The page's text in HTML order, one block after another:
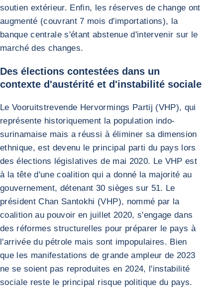
soutien extérieur. Enfin, les réserves de change ont
augmenté (couvrant 7 mois d'importations), la
banque centrale s'étant abstenue d'intervenir sur le
marché des changes.
Des élections contestées dans un
contexte d'austérité et d'instabilité sociale
Le Vooruitstrevende Hervormings Partij (VHP), qui
représente historiquement la population indo-
surinamaise mais a réussi à éliminer sa dimension
ethnique, est devenu le principal parti du pays lors
des élections législatives de mai 2020. Le VHP est
à la tête d'une coalition qui a donné la majorité au
gouvernement, détenant 30 sièges sur 51. Le
président Chan Santokhi (VHP), nommé par la
coalition au pouvoir en juillet 2020, s'engage dans
des réformes structurelles pour préparer le pays à
l'arrivée du pétrole mais sont impopulaires. Bien
que les manifestations de grande ampleur de 2023
ne se soient pas reproduites en 2024, l'instabilité
sociale reste le principal risque politique du pays.